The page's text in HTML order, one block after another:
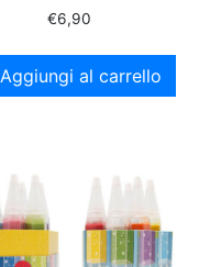
€6,90
Aggiungi al carrello